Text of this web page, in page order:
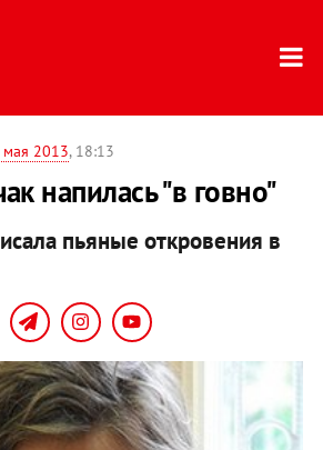
мая 2013, 18:13
напилась "в говно"
пьяные откровения в